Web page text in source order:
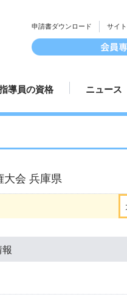
申請書ダウンロード サイ
法
導員の資格
指導員資格について
指導員規定
指導員更新手続き
講師派遣
ニュース
プレスリ
大会結果
大会 兵庫県